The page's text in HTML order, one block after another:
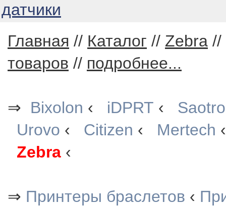
датчики
Главная // Каталог // Zebra //
товаров // подробнее...
⇒ Bixolon ‹ iDPRT ‹
Urovo ‹ Citizen ‹ Mertech
Zebra ‹
⇒ Принтеры браслетов ‹